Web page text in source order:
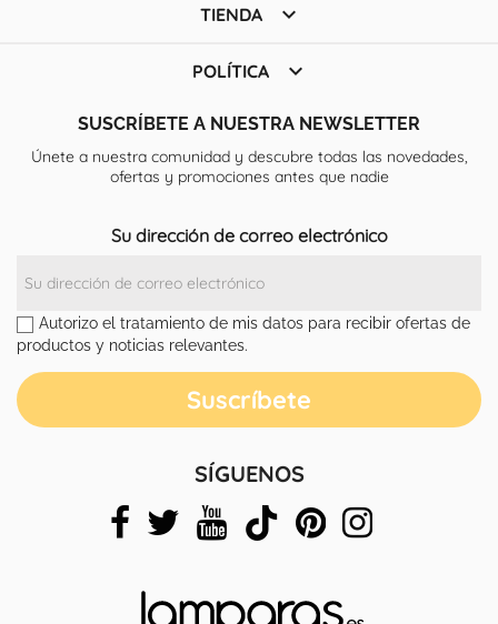
TIENDA 
POLÍTICA 
SUSCRÍBETE A NUESTRA NEWSLETTER
Únete a nuestra comunidad y descubre todas las novedades,
ofertas y promociones antes que nadie
Su dirección de correo electrónico
Autorizo el tratamiento de mis datos para recibir ofertas de
productos y noticias relevantes.
SÍGUENOS